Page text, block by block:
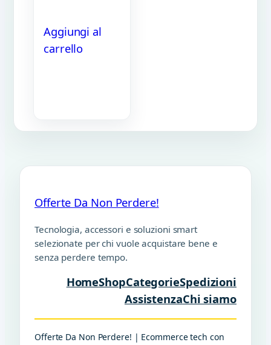
Aggiungi al
carrello
Offerte Da Non Perdere!
Tecnologia, accessori e soluzioni smart
selezionate per chi vuole acquistare bene e
senza perdere tempo.
HomeShopCategorieSpedizioni
AssistenzaChi siamo
Offerte Da Non Perdere! | Ecommerce tech con